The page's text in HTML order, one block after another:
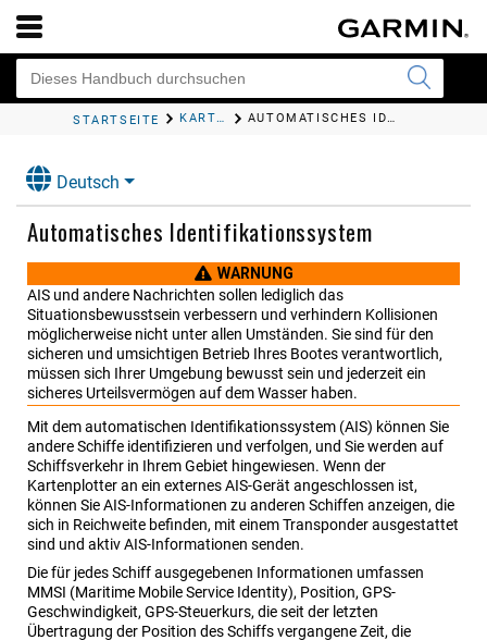
STARTSEITE KARTEN UND 3D-KARTENANSICHTEN AUTOMATISCHES IDENTIFIKATIONSSYSTEM
Deutsch
Automatisches Identifikationssystem
WARNUNG
AIS und andere Nachrichten sollen lediglich das
Situationsbewusstsein verbessern und verhindern Kollisionen
möglicherweise nicht unter allen Umständen. Sie sind für den
sicheren und umsichtigen Betrieb Ihres Bootes verantwortlich,
müssen sich Ihrer Umgebung bewusst sein und jederzeit ein
sicheres Urteilsvermögen auf dem Wasser haben.
Mit dem automatischen Identifikationssystem (AIS) können Sie
andere Schiffe identifizieren und verfolgen, und Sie werden auf
Schiffsverkehr in Ihrem Gebiet hingewiesen. Wenn der
Kartenplotter an ein externes AIS-Gerät angeschlossen ist,
können Sie AIS-Informationen zu anderen Schiffen anzeigen, die
sich in Reichweite befinden, mit einem Transponder ausgestattet
sind und aktiv AIS-Informationen senden.
Die für jedes Schiff ausgegebenen Informationen umfassen
MMSI (Maritime Mobile Service Identity), Position, GPS-
Geschwindigkeit, GPS-Steuerkurs, die seit der letzten
Übertragung der Position des Schiffs vergangene Zeit, die